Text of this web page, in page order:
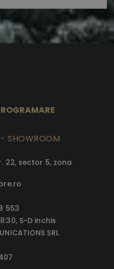
SHOWROOM
22, sector 5, zona
553
S-D inchis
SRL